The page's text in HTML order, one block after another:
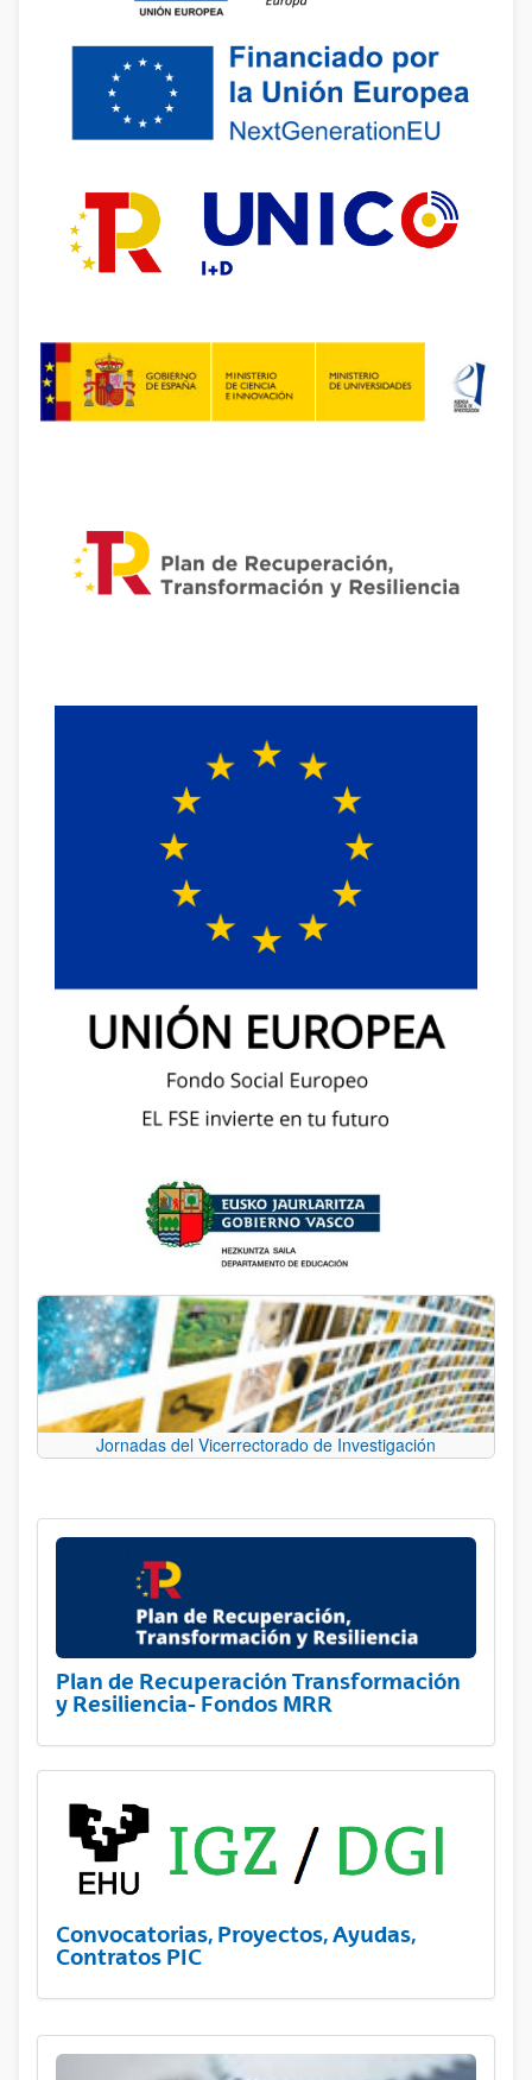
Jornadas del Vicerrectorado de Investigación
Plan de Recuperación Transformación
y Resiliencia- Fondos MRR
Convocatorias, Proyectos, Ayudas,
Contratos PIC